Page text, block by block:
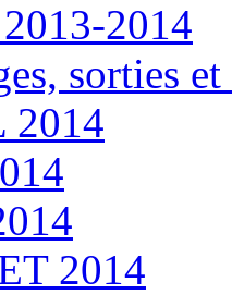
2014
sorties
2014
2014